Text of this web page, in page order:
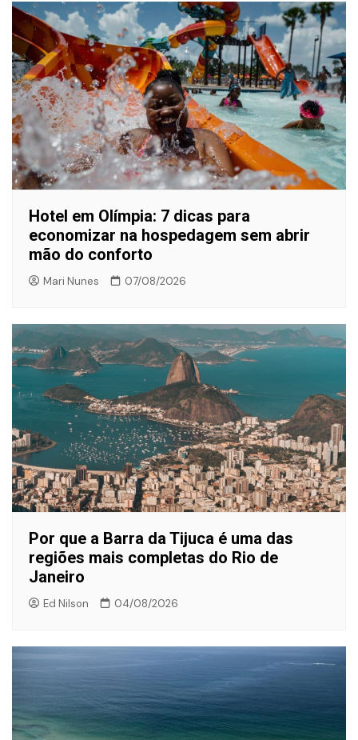
Hotel em Olímpia: 7 dicas para
economizar na hospedagem sem abrir
mão do conforto
Mari Nunes 07/08/2026
Por que a Barra da Tijuca é uma das
regiões mais completas do Rio de
Janeiro
Ed Nilson 04/08/2026